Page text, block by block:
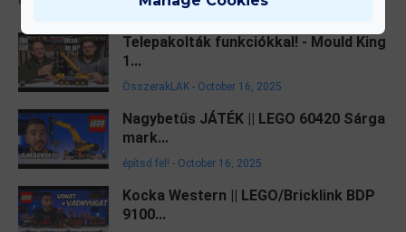
Telepakolták funkciókkal! - Mould King
1...
ÖsszerakLAK - October 16, 2025
Nagybetűs JÁTÉK || LEGO 60420 Sárga
mark...
építsd fel! - October 16, 2025
Kocka Western || LEGO/Bricklink BDP
9100...